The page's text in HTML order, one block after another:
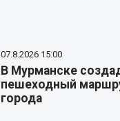
07.8.2026 15:00
В Мурманске
пешеходный
города